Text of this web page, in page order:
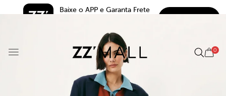
Baixe o APP e Garanta Frete
0